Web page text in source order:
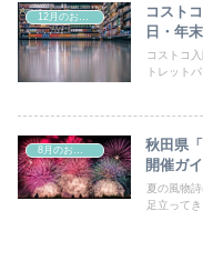
12月のお祭り
コスト
日・年
コストコ
トレット
8月のお祭り
秋田県
開催ガイ
夏の風物
足立って